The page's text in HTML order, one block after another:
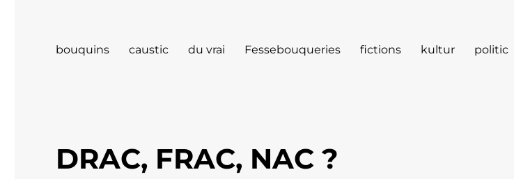
bouquins caustic du vrai Fessebouqueries fictions kultur politic
DRAC, FRAC, NAC ?